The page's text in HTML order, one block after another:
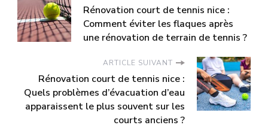
Rénovation court de tennis nice :
Comment éviter les flaques après
une rénovation de terrain de tennis ?
ARTICLE SUIVANT
Rénovation court de tennis nice :
Quels problèmes d’évacuation d’eau
apparaissent le plus souvent sur les
courts anciens ?